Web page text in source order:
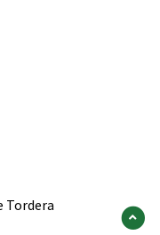
Tordera